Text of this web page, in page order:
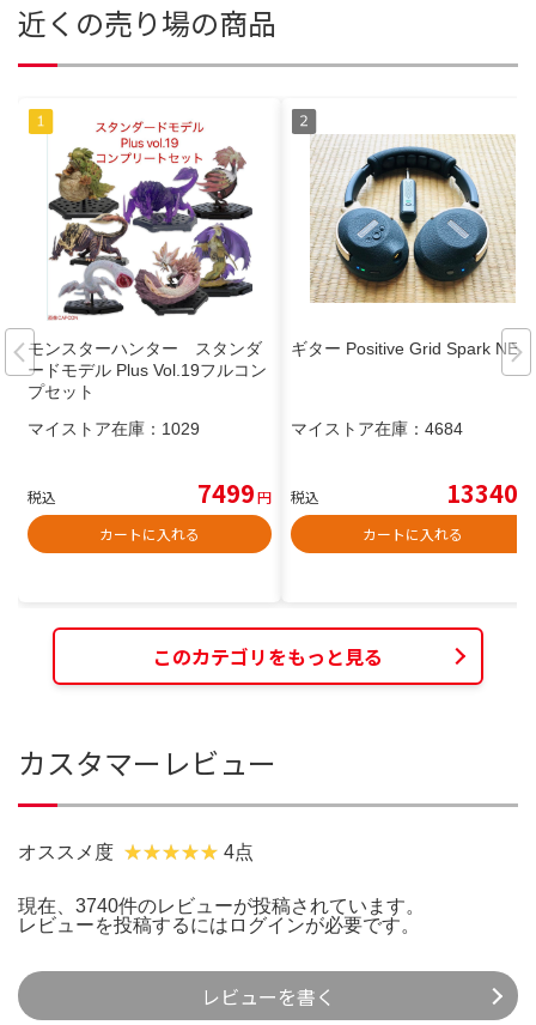
近くの売り場の商品
モンスターハンター スタンダ
ードモデル Plus Vol.19フルコン
プセット
マイストア在庫： 1029
税込 7499円
カートに入れる
ギター Positive Grid Spark NEO
マイストア在庫： 4684
税込 13340
カートに入れる
このカテゴリをもっと見る
カスタマーレビュー
オススメ度 4点
現在、3740件のレビューが投稿されています。
レビューを投稿するには ログインが必要です。
レビューを書く